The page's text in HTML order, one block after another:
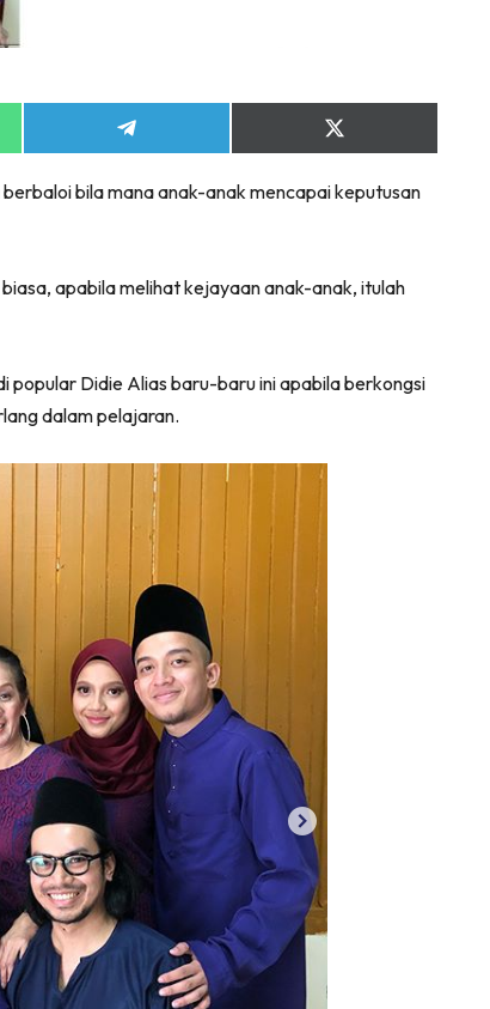
Share
on
Share
on
(Twitter)
bila mana anak-anak mencapai keputusan
apabila melihat kejayaan anak-anak, itulah
popular Didie Alias baru-baru ini apabila berkongsi
dalam pelajaran.